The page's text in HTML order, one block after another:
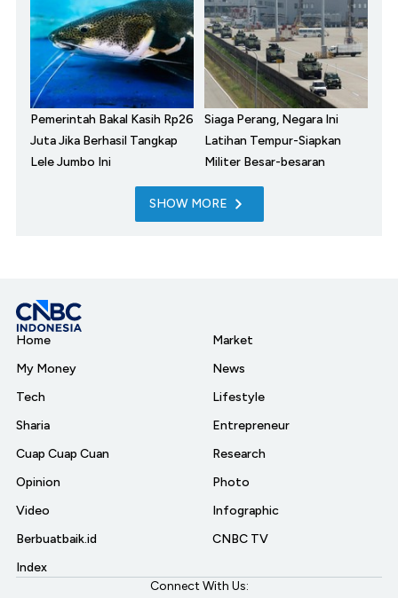
Pemerintah Bakal Kasih Rp26
Juta Jika Berhasil Tangkap
Lele Jumbo Ini
Siaga Perang, Negara Ini
Latihan Tempur-Siapkan
Militer Besar-besaran
SHOW MORE
Home
My Money
Tech
Sharia
Cuap Cuap Cuan
Opinion
Video
Berbuatbaik.id
Index
Market
News
Lifestyle
Entrepreneur
Research
Photo
Infographic
CNBC TV
Connect With Us: